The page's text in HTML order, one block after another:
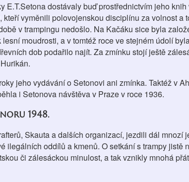
E.T.Setona dostávaly buď prostřednictvím jeho
vyměnili polovojenskou disciplínu za volnost a
v trampingu nedošlo. Na Kačáku sice byla
moudrosti, a v tomtéž roce ve stejném údolí
dob podařilo najít. Za zmínku stojí ještě
jeho vydávání o Setonovi ani zmínka. Taktéž v
i Setonova návštěva v Praze v roce 1936.
1948.
Skauta a dalších organizací, jezdili dál mnozí
ilegálních oddílů a kmenů. O setkání s trampy jistě
či zálesáckou minulost, a tak vznikly mnohá